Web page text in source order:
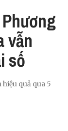
vẫn
số
quả qua 5